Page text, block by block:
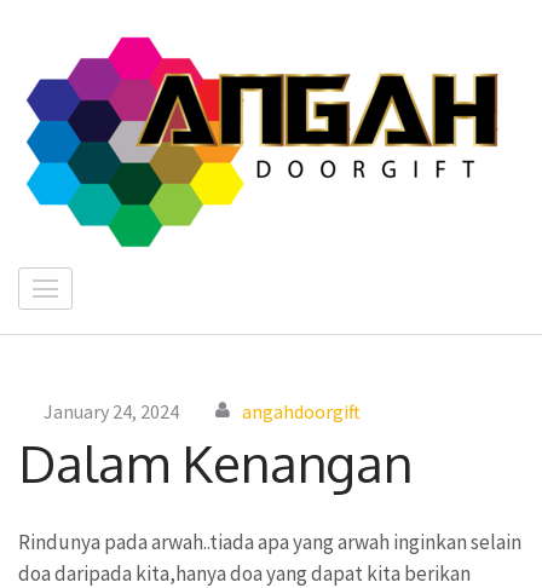
content
(Press
Enter)
January 24, 2024 angahdoorgift
Dalam Kenangan
Rindunya pada arwah..tiada apa yang arwah inginkan selain
doa daripada kita,hanya doa yang dapat kita berikan